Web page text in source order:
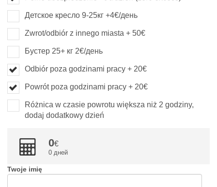
Детское кресло 9-25кг +4€/день
Zwrot/odbiór z innego miasta + 50€
Бустер 25+ кг 2€/день
Odbiór poza godzinami pracy + 20€
Powrót poza godzinami pracy + 20€
Różnica w czasie powrotu większa niż 2 godziny,
dodaj dodatkowy dzień
0
0 дней
Twoje imię